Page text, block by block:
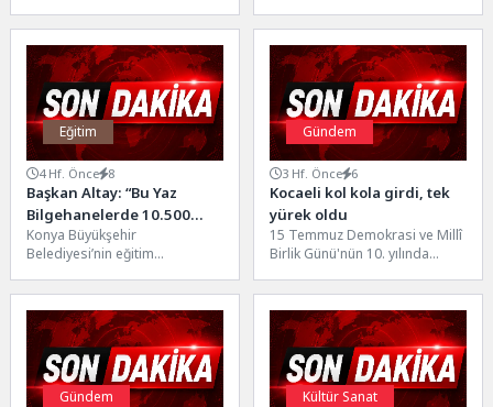
desteklerini sürdürüyor. Kırsal
mahallelerde toplanan çiğ
sütün soğuk...
için ücretsiz LGS Hazırlık
Kursları düzenliyor.Maltepe...
Eğitim
4 Hf. Önce 8
Başkan Altay: “Bu Yaz
Bilgehanelerde 10.500
Öğrencimizi Ağırlıyoruz”
Konya Büyükşehir
Belediyesi’nin eğitim
Bilgehaneler’de yaz okulu
eğitimleri merkez ve ilçelerde
binlerce öğrencinin...
Gündem
3 Hf. Önce 6
Kocaeli kol kola girdi, tek
yürek oldu
15 Temmuz Demokrasi ve Millî
Birlik Günü'nün 10. yılında
Bizim, Zafer Bizim"...
Gündem Kültür Sanat